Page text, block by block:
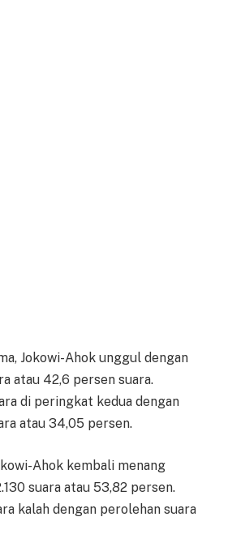
Jokowi-Ahok unggul dengan
atau 42,6 persen suara.
di peringkat kedua dengan
atau 34,05 persen.
Ahok kembali menang
suara atau 53,82 persen.
kalah dengan perolehan suara